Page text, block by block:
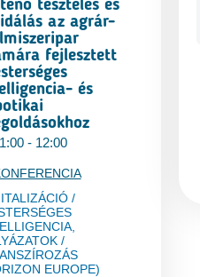
tesztelés és
az agrár-
fejlesztett
és
- 12:00
/
,
/
EUROPE)